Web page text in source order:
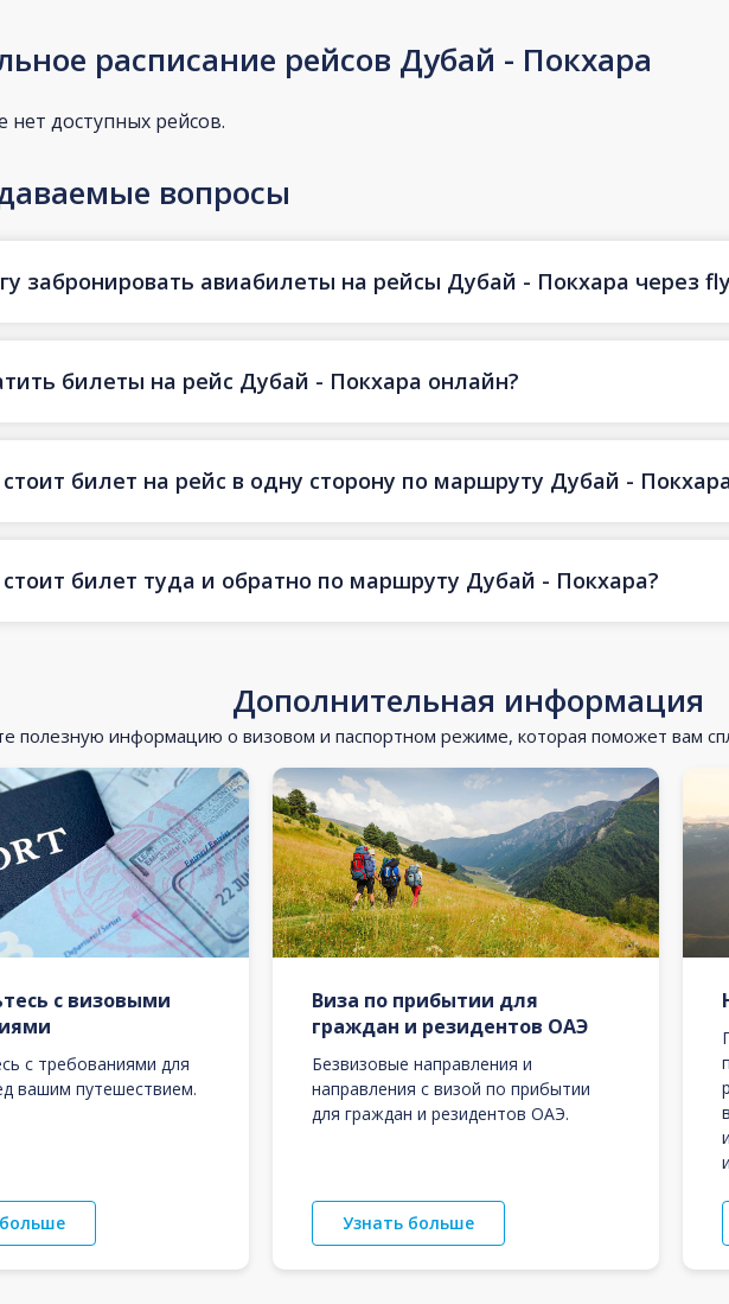
расписание рейсов Дубай - Покхара
нет доступных рейсов.
вопросы
забронировать авиабилеты на рейсы Дубай - Покхара через
билеты на рейс Дубай - Покхара онлайн?
билет на рейс в одну сторону по маршруту Дубай -
билет туда и обратно по маршруту Дубай - Покхара?
Дополнительная информация
полезную информацию о визовом и паспортном режиме, которая поможет вам
с визовыми
с требованиями для
вашим путешествием.
Виза по прибытии для
граждан и резидентов ОАЭ
Безвизовые направления и
направления с визой по прибытии
для граждан и резидентов ОАЭ.
Узнать больше